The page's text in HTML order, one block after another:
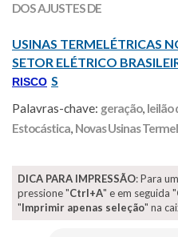
DOS AJUSTES DE
USINAS TERMELÉTRICAS
SETOR ELÉTRICO
RISCO S
Palavras-chave: geração, leilão
Estocástica, Novas Usinas
DICA PARA IMPRESSÃO: Para
pressione "Ctrl+A" e em seguida "
"Imprimir apenas seleção" na